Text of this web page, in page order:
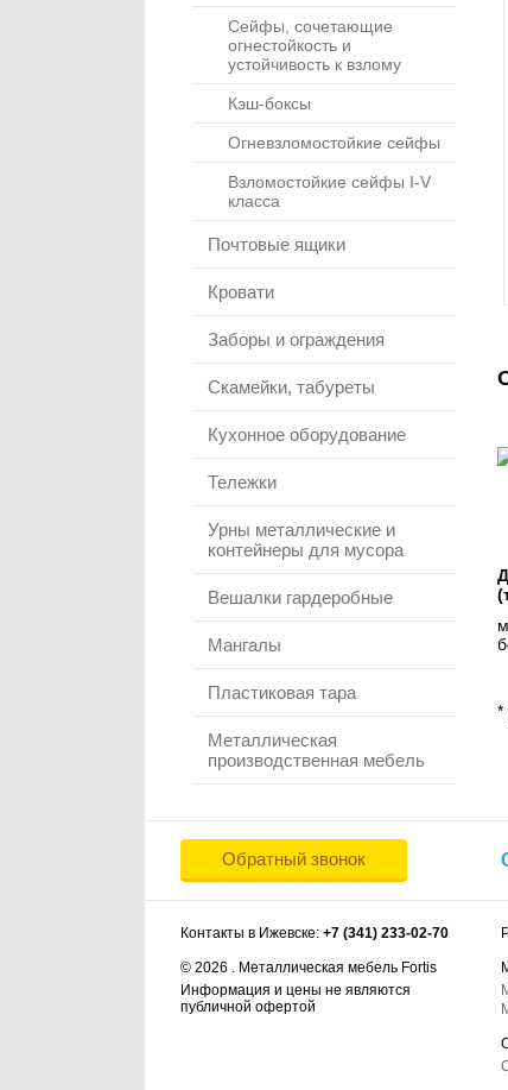
Сейфы, сочетающие
огнестойкость и
устойчивость к взлому
Кэш-боксы
Огневзломостойкие сейфы
Взломостойкие сейфы I-V
класса
Почтовые ящики
Кровати
Заборы и ограждения
Скамейки, табуреты
Кухонное оборудование
Тележки
Урны металлические и
контейнеры для мусора
Вешалки гардеробные
Мангалы
Пластиковая тара
Металлическая
производственная мебель
*
Обратный звонок
Контакты в Ижевске: +7 (341) 233-02-70
© 2026 . Металлическая мебель Fortis
Информация и цены не являются
публичной офертой